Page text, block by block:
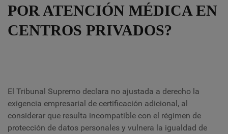
POR ATENCIÓN MÉDICA EN
CENTROS PRIVADOS?
El Tribunal Supremo declara no ajustada a derecho la
exigencia empresarial de certificación adicional, al
considerar que resulta incompatible con el régimen de
protección de datos personales y vulnera la igualdad de